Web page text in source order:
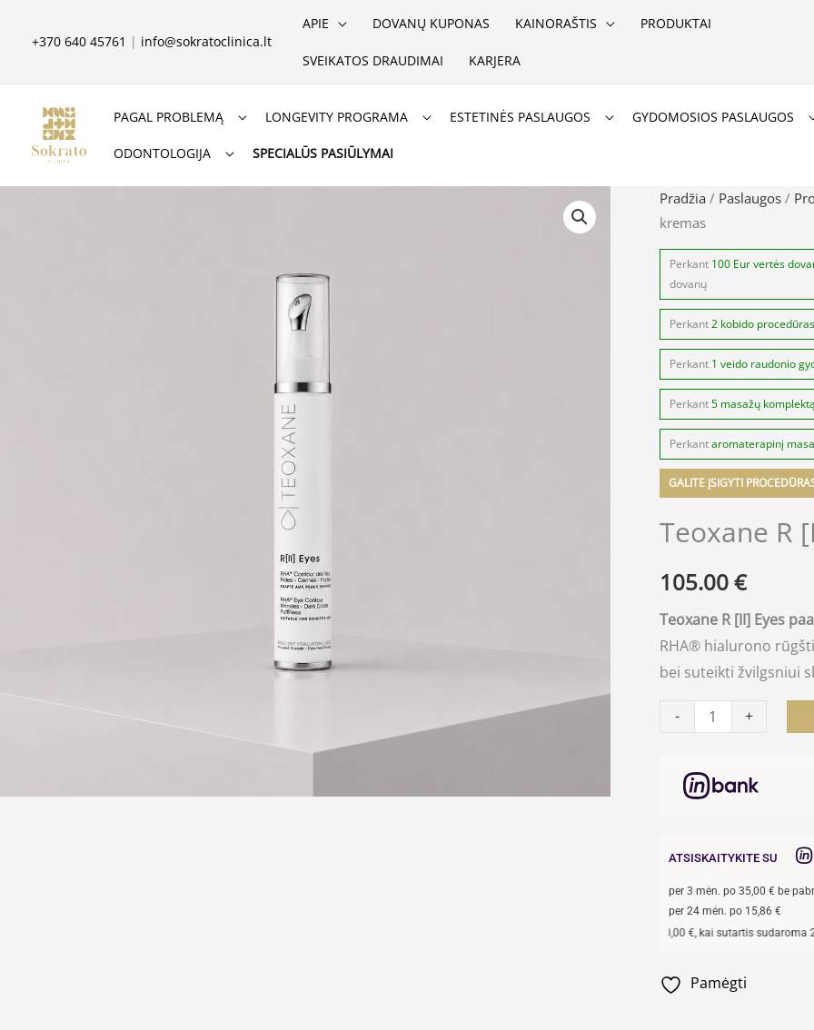
+370 640 45761 | info@sokratoclinica.lt
APIE DOVANŲ KUPONAS KAINORAŠTIS PRODUKTAI
SVEIKATOS DRAUDIMAI KARJERA
PAGAL PROBLEMĄ LONGEVITY PROGRAMA ESTETINĖS PASLAUGOS GYDOMOSIOS PASLAUGOS
ODONTOLOGIJA SPECIALŪS PASIŪLYMAI
Pradžia / Paslaugos/
kremas
Perkant 100 Eur vertės
dovanų
Perkant2 kobido procedūras
Perkant 1 veido raudonio
Perkant5 masažų komplektą
Perkantaromaterapinį
GALITE ĮSIGYTI
Teoxane R
105.00€
Teoxane R [II] Eyes
RHA® hialurono
bei suteikti žvilgsniui
-
produkto
kiekis:
Teoxane
[II]
Eyes
paakių
kremas
+
ATSISKAITYKITE SU
per 3 mėn. po 35,00 € be
per 24 mėn. po 15,86 €
€, kai sutartis sudaroma 24 mėn.
Pamėgti